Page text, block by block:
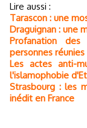
Lire aussi :
Tarascon : une
Draguignan : une
Profanation
personnes
Les actes anti-
l'islamophobie
Strasbourg : les
inédit en France